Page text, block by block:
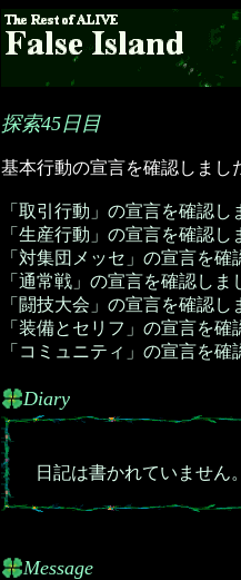
探索45日目
基本行動の宣言を確認しまし
「取引行動」の宣言を確認し
「生産行動」の宣言を確認し
「対集団メッセ」の宣言を確
「通常戦」の宣言を確認しま
「闘技大会」の宣言を確認し
「装備とセリフ」の宣言を確
「コミュニティ」の宣言を確
Diary
日記は書かれていません。
Message